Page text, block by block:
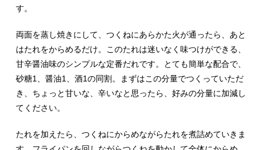
す。
両面を蒸し焼きにして、つくねにあらかた火が通ったら、あと
はたれをからめるだけ。このたれは迷いなく味つけができる、
甘辛醤油味のシンプルな定番だれです。とても簡単な配合で、
砂糖1、醤油1、酒1の同割。まずはこの分量でつくっていただ
き、ちょっと甘いな、辛いなと思ったら、好みの分量に加減し
てください。
たれを加えたら、つくねにからめながらたれを煮詰めていきま